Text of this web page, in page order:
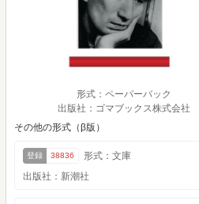
形式：ペーパーバック
出版社：ゴマブックス株式会社
その他の形式（β版）
登録 38836
形式：文庫
出版社：新潮社